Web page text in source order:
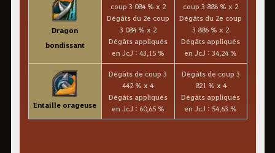
Dragon
bondissant
coup 3 084 % x 2
Dégâts du 2e coup
3 084 % x 2
Dégâts appliqués
en JcJ : 43,15 %
coup 3 886 % x 2
Dégâts du 2e coup
3 886 % x 2
Dégâts appliqués
en JcJ : 34,24 %
Entaille orageuse
Dégâts de coup 3
442 % x 4
Dégâts appliqués
en JcJ : 60,65 %
Dégâts de coup 3
821 % x 4
Dégâts appliqués
en JcJ : 54,63 %